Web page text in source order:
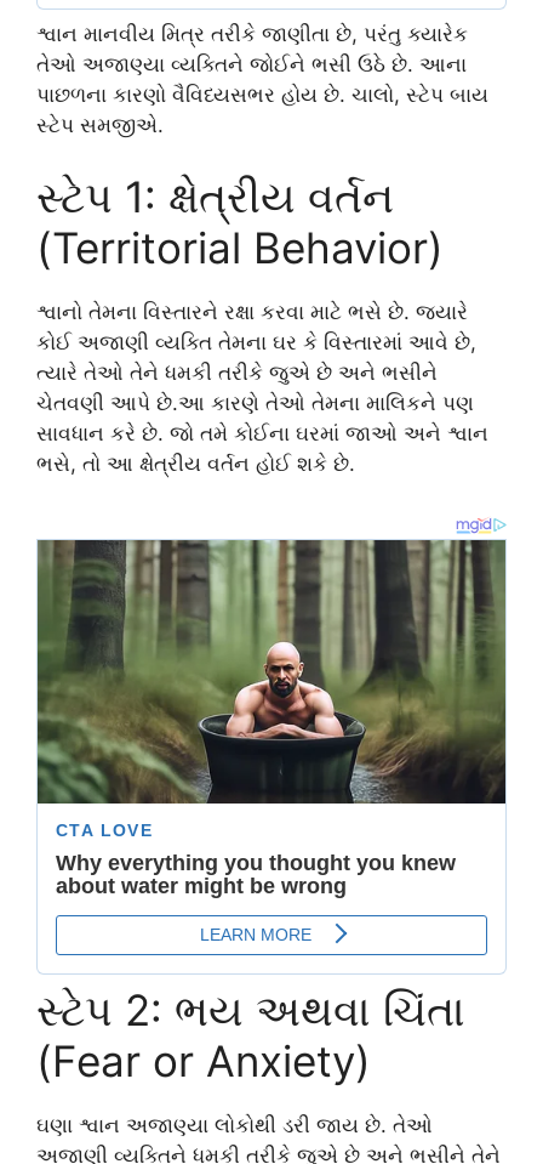
શ્વાન માનવીય મિત્ર તરીકે જાણીતા છે, પરંતુ ક્યારેક
તેઓ અજાણ્યા વ્યક્તિને જોઈને ભસી ઉઠે છે. આના
પાછળના કારણો વૈવિધ્યસભર હોય છે. ચાલો, સ્ટેપ બાય
સ્ટેપ સમજીએ.
સ્ટેપ 1: ક્ષેત્રીય વર્તન
(Territorial Behavior)
શ્વાનો તેમના વિસ્તારને રક્ષા કરવા માટે ભસે છે. જ્યારે
કોઈ અજાણી વ્યક્તિ તેમના ઘર કે વિસ્તારમાં આવે છે,
ત્યારે તેઓ તેને ધમકી તરીકે જુએ છે અને ભસીને
ચેતવણી આપે છે.આ કારણે તેઓ તેમના માલિકને પણ
સાવધાન કરે છે. જો તમે કોઈના ઘરમાં જાઓ અને શ્વાન
ભસે, તો આ ક્ષેત્રીય વર્તન હોઈ શકે છે.
સ્ટેપ 2: ભય અથવા ચિંતા
(Fear or Anxiety)
ઘણા શ્વાન અજાણ્યા લોકોથી ડરી જાય છે. તેઓ
અજાણી વ્યક્તિને ધમકી તરીકે જુએ છે અને ભસીને તેને